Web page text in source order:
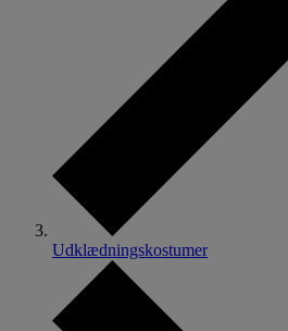
Udklædningskostumer